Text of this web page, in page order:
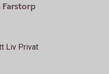
Liv Privat